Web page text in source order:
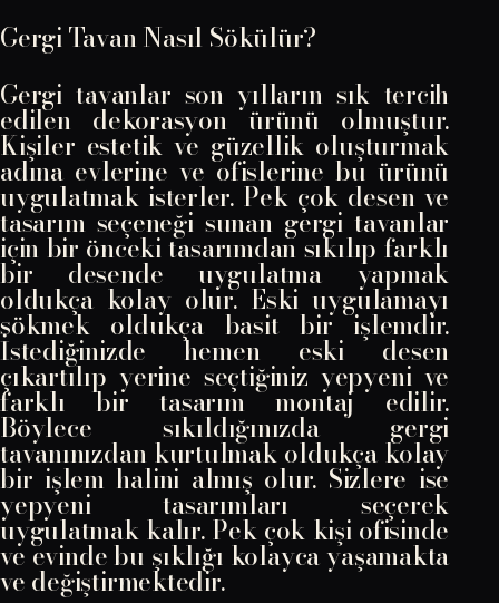
Gergi Tavan Nasıl Sökülür?
Gergi tavanlar son yılların sık tercih
edilen dekorasyon ürünü olmuştur.
Kişiler estetik ve güzellik oluşturmak
adına evlerine ve ofislerine bu ürünü
uygulatmak isterler. Pek çok desen ve
tasarım seçeneği sunan gergi tavanlar
için bir önceki tasarımdan sıkılıp farklı
bir desende uygulatma yapmak
oldukça kolay olur. Eski uygulamayı
sökmek oldukça basit bir işlemdir.
İstediğinizde hemen eski desen
çıkartılıp yerine seçtiğiniz yepyeni ve
farklı bir tasarım montaj edilir.
Böylece sıkıldığınızda gergi
tavanınızdan kurtulmak oldukça kolay
bir işlem halini almış olur. Sizlere ise
yepyeni tasarımları seçerek
uygulatmak kalır. Pek çok kişi ofisinde
ve evinde bu şıklığı kolayca yaşamakta
ve değiştirmektedir.